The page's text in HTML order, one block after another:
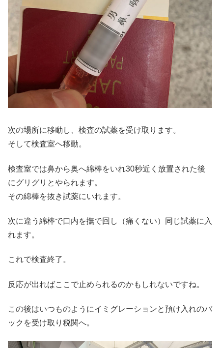
次の場所に移動し、検査の試薬を受け取ります。
そして検査室へ移動。
検査室では鼻から奥へ綿棒をいれ30秒近く放置された後
にグリグリとやられます。
その綿棒を抜き試薬にいれます。
次に違う綿棒で口内を撫で回し（痛くない）同じ試薬に入
れます。
これで検査終了。
反応が出ればここで止められるのかもしれないですね。
この後はいつものようにイミグレーションと預け入れのバ
ックを受け取り税関へ。